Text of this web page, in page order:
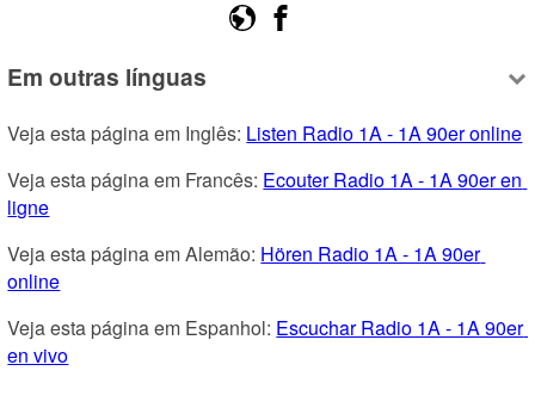
Em outras línguas
Veja esta página em Inglês: Listen Radio 1A - 1A 90er online
Veja esta página em Francês: Ecouter Radio 1A - 1A 90er en
ligne
Veja esta página em Alemão: Hören Radio 1A - 1A 90er
online
Veja esta página em Espanhol: Escuchar Radio 1A - 1A 90er
en vivo